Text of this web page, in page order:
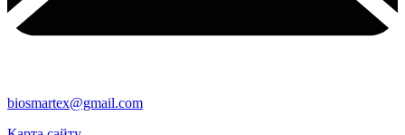
biosmartex@gmail.com